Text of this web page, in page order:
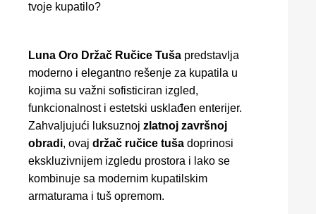
tvoje kupatilo?
Luna Oro Držač Ručice Tuša predstavlja
moderno i elegantno rešenje za kupatila u
kojima su važni sofisticiran izgled,
funkcionalnost i estetski usklađen enterijer.
Zahvaljujući luksuznoj zlatnoj završnoj
obradi, ovaj držač ručice tuša doprinosi
ekskluzivnijem izgledu prostora i lako se
kombinuje sa modernim kupatilskim
armaturama i tuš opremom.